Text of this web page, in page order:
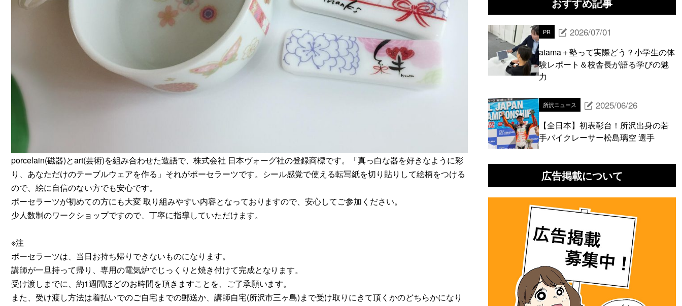
porcelain(磁器)とart(芸術)を組み合わせた造語で、株式会社 日本ヴォーグ社の登録商標です。「真っ白な器を好きなように彩
り、あなただけのテーブルウェアを作る」それがポーセラーツです。シール感覚で使える転写紙を切り貼りして絵柄をつける
ので、絵に自信のない方でも安心です。
ポーセラーツが初めての方にも大変 取り組みやすい内容となっておりますので、安心してご参加ください。
少人数制のワークショップですので、丁寧に指導していただけます。
※注
ポーセラーツは、当日お持ち帰りできないものになります。
講師が一旦持って帰り、専用の電気炉でじっくりと焼き付けて完成となります。
受け渡しまでに、約1週間ほどのお時間を頂きますことを、ご了承願います。
また、受け渡し方法は着払いでのご自宅までの郵送か、講師自宅(所沢市三ヶ島)まで受け取りにきて頂くかのどちらかになり
PR 2026/07/01
atama＋塾って実際どう？小学生の体
験レポート＆校舎長が語る学びの魅
力
所沢ニュース 2025/06/26
【全日本】初表彰台！所沢出身の若
手バイクレーサー松島璃空 選手
広告掲載について